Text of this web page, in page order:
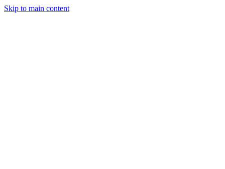
Skip to main content